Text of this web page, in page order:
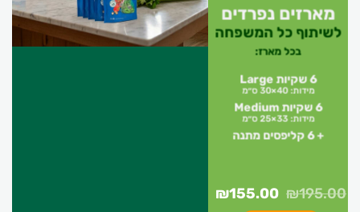
מארזים נפרדים
לשיתוף כל המשפחה
בכל מארז:
6 שקיות Large
מידות: 40×30 ס״מ
6 שקיות Medium
מידות: 33×25 ס״מ
+ 6 קליפסים מתנה
₪195.00
המחיר
₪155.00